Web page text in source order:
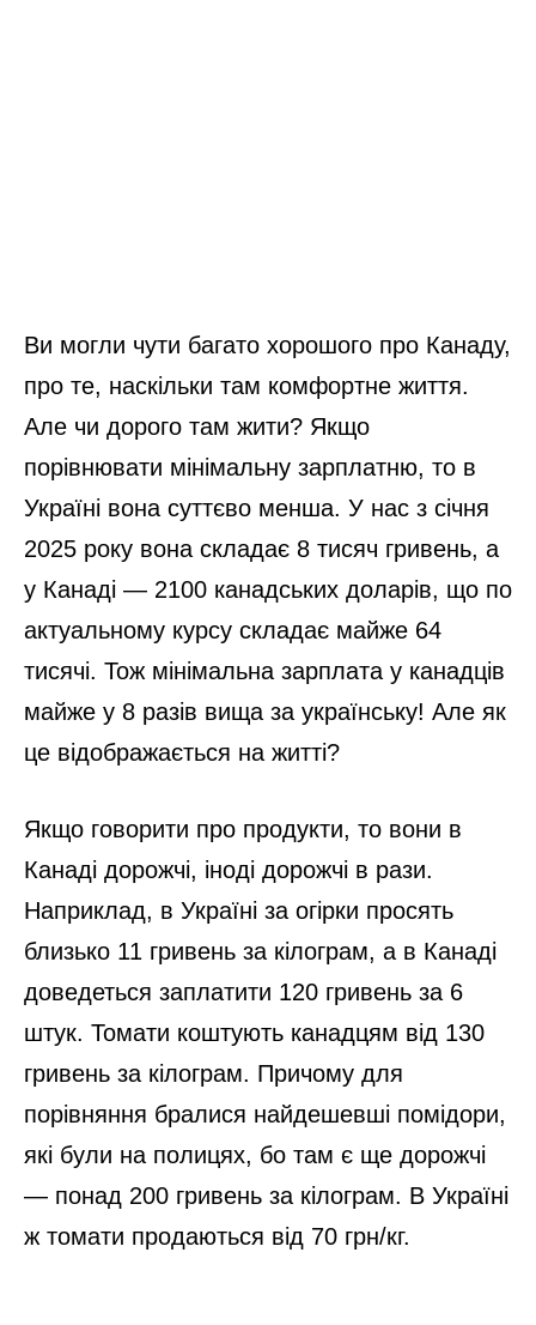
Ви могли чути багато хорошого про Канаду,
про те, наскільки там комфортне життя.
Але чи дорого там жити? Якщо
порівнювати мінімальну зарплатню, то в
Україні вона суттєво менша. У нас з січня
2025 року вона складає 8 тисяч гривень, а
у Канаді — 2100 канадських доларів, що по
актуальному курсу складає майже 64
тисячі. Тож мінімальна зарплата у канадців
майже у 8 разів вища за українську! Але як
це відображається на житті?
Якщо говорити про продукти, то вони в
Канаді дорожчі, іноді дорожчі в рази.
Наприклад, в Україні за огірки просять
близько 11 гривень за кілограм, а в Канаді
доведеться заплатити 120 гривень за 6
штук. Томати коштують канадцям від 130
гривень за кілограм. Причому для
порівняння бралися найдешевші помідори,
які були на полицях, бо там є ще дорожчі
— понад 200 гривень за кілограм. В Україні
ж томати продаються від 70 грн/кг.